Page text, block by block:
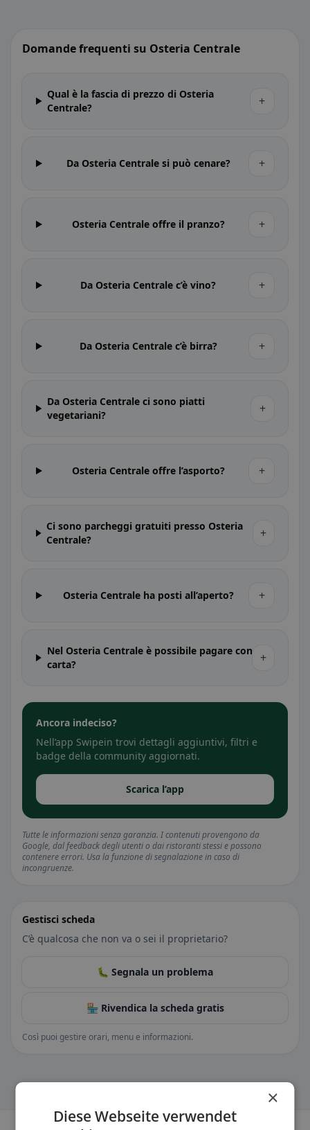
Domande frequenti su Osteria Centrale
Qual è la fascia di prezzo di Osteria
Centrale?
+
Da Osteria Centrale si può cenare? +
Osteria Centrale offre il pranzo? +
Da Osteria Centrale c’è vino? +
Da Osteria Centrale c’è birra? +
Da Osteria Centrale ci sono piatti
vegetariani?
+
Osteria Centrale offre l’asporto? +
Ci sono parcheggi gratuiti presso Osteria
Centrale?
+
Osteria Centrale ha posti all’aperto? +
Nel Osteria Centrale è possibile pagare con
carta?
+
Ancora indeciso?
Nell’app Swipein trovi dettagli aggiuntivi, filtri e
badge della community aggiornati.
Scarica l’app
Tutte le informazioni senza garanzia. I contenuti provengono da
Google, dal feedback degli utenti o dai ristoranti stessi e possono
contenere errori. Usa la funzione di segnalazione in caso di
incongruenze.
Gestisci scheda
C’è qualcosa che non va o sei il proprietario?
🐛 Segnala un problema
🏪 Rivendica la scheda gratis
Così puoi gestire orari, menu e informazioni.
×
Diese Webseite verwendet